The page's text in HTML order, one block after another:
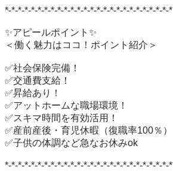
*-*-*-*-*-*-*-*-*-*-*-*-*-*-*-*-*-*-*-*-*-*-*-*-*-*
✨アピールポイント✨
＜働く魅力はココ！ポイント紹介＞
✅社会保険完備！
✅交通費支給！
✅昇給あり！
✅アットホームな職場環境！
✅スキマ時間を有効活用！
✅産前産後・育児休暇（復職率100％）
✅子供の体調など急なお休みok
*-*-*-*-*-*-*-*-*-*-*-*-*-*-*-*-*-*-*-*-*-*-*-*-*-*